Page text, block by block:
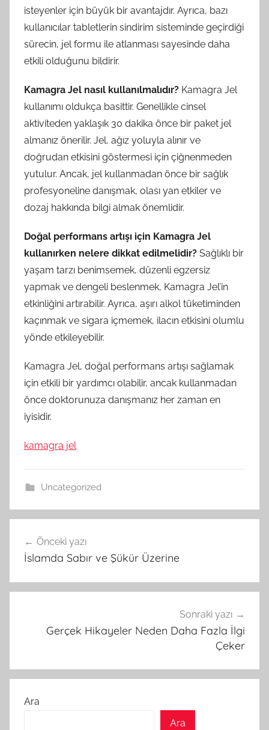
isteyenler için büyük bir avantajdır. Ayrıca, bazı
kullanıcılar tabletlerin sindirim sisteminde geçirdiği
sürecin, jel formu ile atlanması sayesinde daha
etkili olduğunu bildirir.
Kamagra Jel nasıl kullanılmalıdır? Kamagra Jel
kullanımı oldukça basittir. Genellikle cinsel
aktiviteden yaklaşık 30 dakika önce bir paket jel
almanız önerilir. Jel, ağız yoluyla alınır ve
doğrudan etkisini göstermesi için çiğnenmeden
yutulur. Ancak, jel kullanmadan önce bir sağlık
profesyoneline danışmak, olası yan etkiler ve
dozaj hakkında bilgi almak önemlidir.
Doğal performans artışı için Kamagra Jel
kullanırken nelere dikkat edilmelidir? Sağlıklı bir
yaşam tarzı benimsemek, düzenli egzersiz
yapmak ve dengeli beslenmek, Kamagra Jel’in
etkinliğini artırabilir. Ayrıca, aşırı alkol tüketiminden
kaçınmak ve sigara içmemek, ilacın etkisini olumlu
yönde etkileyebilir.
Kamagra Jel, doğal performans artışı sağlamak
için etkili bir yardımcı olabilir, ancak kullanmadan
önce doktorunuza danışmanız her zaman en
iyisidir.
kamagra jel
Uncategorized
gezinmesi
Önceki yazı
İslamda Sabır ve Şükür Üzerine
Sonraki yazı
Gerçek Hikayeler Neden Daha Fazla İlgi
Çeker
Ara
Ara